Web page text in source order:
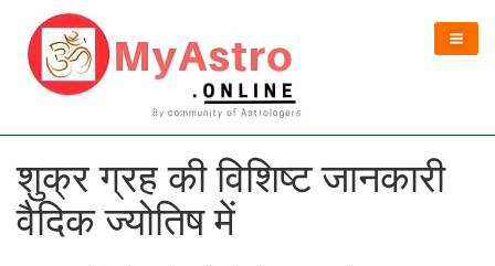
शुक्र ग्रह की विशिष्ट जानकारी
वैदिक ज्योतिष में